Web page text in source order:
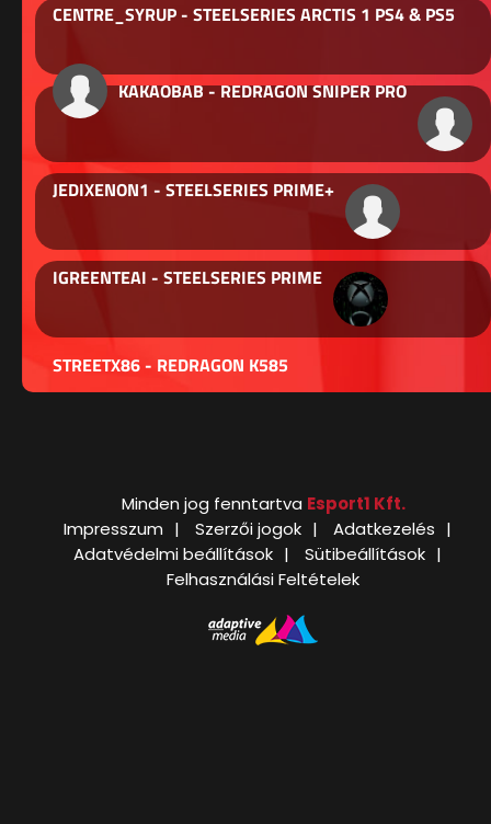
CENTRE_SYRUP - STEELSERIES ARCTIS 1 PS4 & PS5
KAKAOBAB - REDRAGON SNIPER PRO
JEDIXENON1 - STEELSERIES PRIME+
IGREENTEAI - STEELSERIES PRIME
STREETX86 - REDRAGON K585
Minden jog fenntartva Esport1 Kft.
Impresszum
Szerzői jogok
Adatkezelés
Adatvédelmi beállítások
Sütibeállítások
Felhasználási Feltételek